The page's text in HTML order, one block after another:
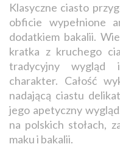
Klasyczne ciasto
obficie wypełnione
dodatkiem bakalii.
kratka z kruchego
tradycyjny wygląd
charakter. Całość
nadającą ciastu
jego apetyczny
na polskich stołach,
maku i bakalii.